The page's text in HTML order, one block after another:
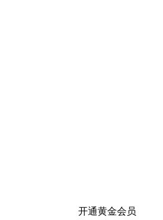
开通黄金会员